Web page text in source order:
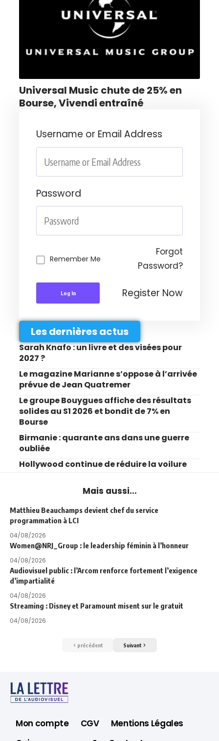
Universal Music chute de 25% en
Bourse, Vivendi entraîné
Username or Email Address
Password
Remember Me
Forgot
Password?
Log In Register Now
Les dernières actus
Sarah Knafo : un livre et des visées pour
2027 ?
Le magazine Marianne s’oppose à l’arrivée
prévue de Jean Quatremer
Le groupe Bouygues affiche des résultats
solides au S1 2026 et bondit de 7% en
Bourse
Birmanie : quarante ans dans une guerre
oubliée
Hollywood continue de réduire la voilure
Mais aussi...
Matthieu Beauchamps devient chef du service
programmation à LCI
04/08/2026
Women@NRJ_Group : le leadership féminin à l’honneur
04/08/2026
Audiovisuel public : l’Arcom renforce fortement l’exigence
d’impartialité
04/08/2026
Streaming : Disney et Paramount misent sur le gratuit
04/08/2026
précédent Suivant
Mon compte CGV
Mentions Légales